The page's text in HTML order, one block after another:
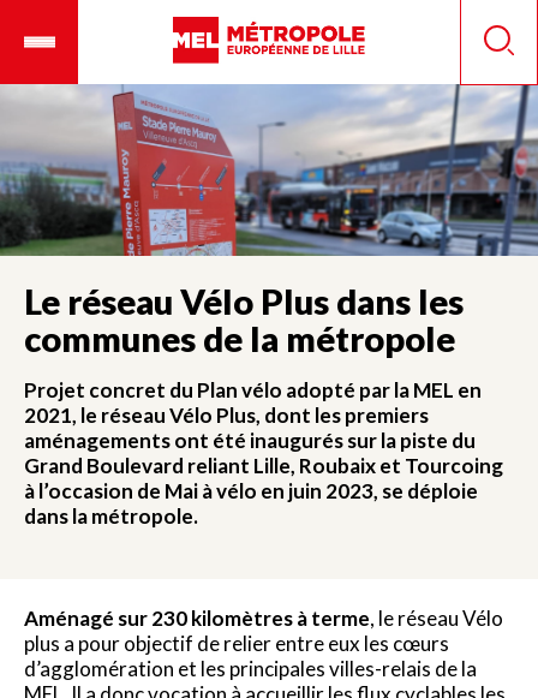
principal
mobile
Le réseau Vélo Plus dans les
communes de la métropole
Projet concret du Plan vélo adopté par la MEL en
2021, le réseau Vélo Plus, dont les premiers
aménagements ont été inaugurés sur la piste du
Grand Boulevard reliant Lille, Roubaix et Tourcoing
à l’occasion de Mai à vélo en juin 2023, se déploie
dans la métropole.
Aménagé sur 230 kilomètres à terme, le réseau Vélo
plus a pour objectif de relier entre eux les cœurs
d’agglomération et les principales villes-relais de la
Panneau de gestion des cookies